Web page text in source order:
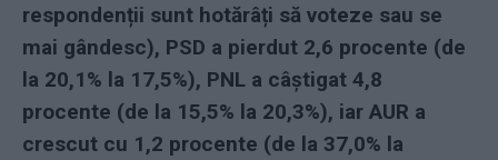
respondenții sunt hotărâți să voteze sau se
mai gândesc), PSD a pierdut 2,6 procente (de
la 20,1% la 17,5%), PNL a câștigat 4,8
procente (de la 15,5% la 20,3%), iar AUR a
crescut cu 1,2 procente (de la 37,0% la